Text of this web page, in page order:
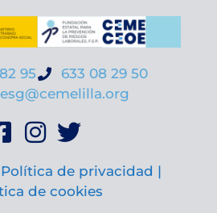
95
633 08 29 50
Política de privacidad |
de cookies